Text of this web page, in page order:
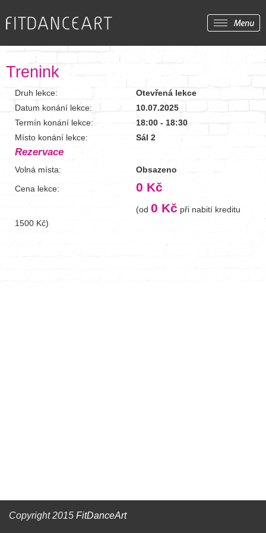
Trenink
Druh lekce:
Otevřená lekce
Datum konání lekce:
10.07.2025
Termín konání lekce:
18:00 - 18:30
Místo konání lekce:
Sál 2
Rezervace
Volná místa:
Obsazeno
Cena lekce:
0 Kč
(od 0 Kč při nabití kreditu
1500 Kč)
Copyright 2015 FitDanceArt